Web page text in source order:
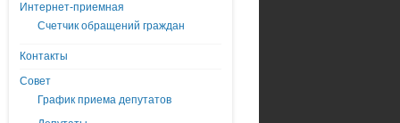
Интернет-приемная
Счетчик обращений граждан
Контакты
Совет
График приема депутатов